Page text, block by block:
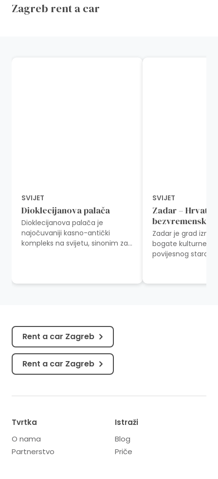
Zagreb rent a car
SVIJET
Dioklecijanova palača
Dioklecijanova palača je
najočuvaniji kasno-antički
kompleks na svijetu, sinonim za
SVIJET
Zadar –
bezvremenski
Zadar je grad
bogate kulturne
povijesnog starog
kvalitetnim
Rent a car Zagreb
Rent a car Zagreb
Tvrtka
O nama
Partnerstvo
Istraži
Blog
Priče